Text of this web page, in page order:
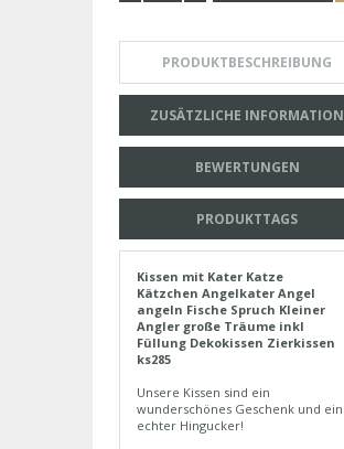
PRODUKTBESCHREIBUNG
ZUSÄTZLICHE INFORMATION
BEWERTUNGEN
PRODUKTTAGS
Kissen mit Kater Katze
Kätzchen Angelkater Angel
angeln Fische Spruch Kleiner
Angler große Träume inkl
Füllung Dekokissen Zierkissen
ks285
Unsere Kissen sind ein
wunderschönes Geschenk und ein
echter Hingucker!